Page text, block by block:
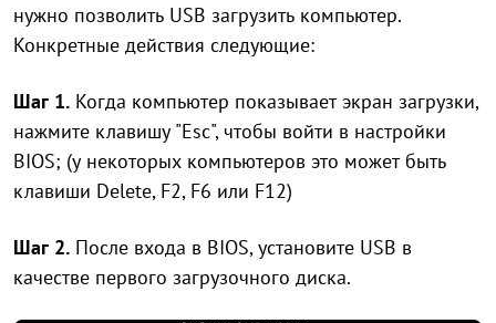
нужно позволить USB загрузить компьютер.
Конкретные действия следующие:
Шаг 1. Когда компьютер показывает экран загрузки,
нажмите клавишу "Esc", чтобы войти в настройки
BIOS; (у некоторых компьютеров это может быть
клавиши Delete, F2, F6 или F12)
Шаг 2. После входа в BIOS, установите USB в
качестве первого загрузочного диска.